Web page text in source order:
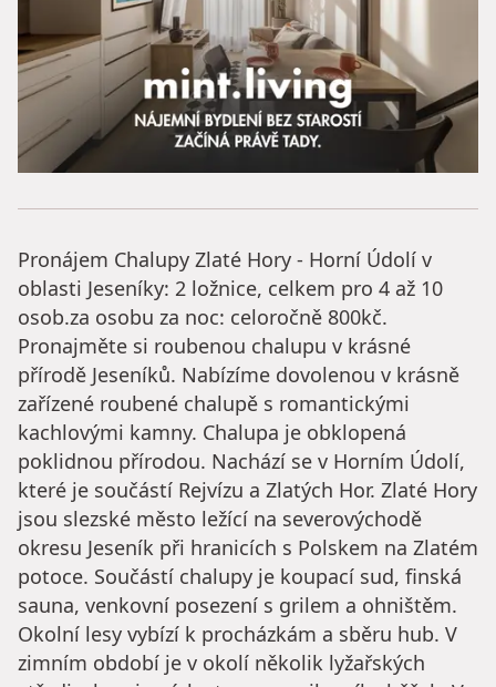
Pronájem Chalupy Zlaté Hory - Horní Údolí v
oblasti Jeseníky: 2 ložnice, celkem pro 4 až 10
osob.za osobu za noc: celoročně 800kč.
Pronajměte si roubenou chalupu v krásné
přírodě Jeseníků. Nabízíme dovolenou v krásně
zařízené roubené chalupě s romantickými
kachlovými kamny. Chalupa je obklopená
poklidnou přírodou. Nachází se v Horním Údolí,
které je součástí Rejvízu a Zlatých Hor. Zlaté Hory
jsou slezské město ležící na severovýchodě
okresu Jeseník při hranicích s Polskem na Zlatém
potoce. Součástí chalupy je koupací sud, finská
sauna, venkovní posezení s grilem a ohništěm.
Okolní lesy vybízí k procházkám a sběru hub. V
zimním období je v okolí několik lyžařských